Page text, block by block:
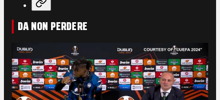
DA NON PERDERE